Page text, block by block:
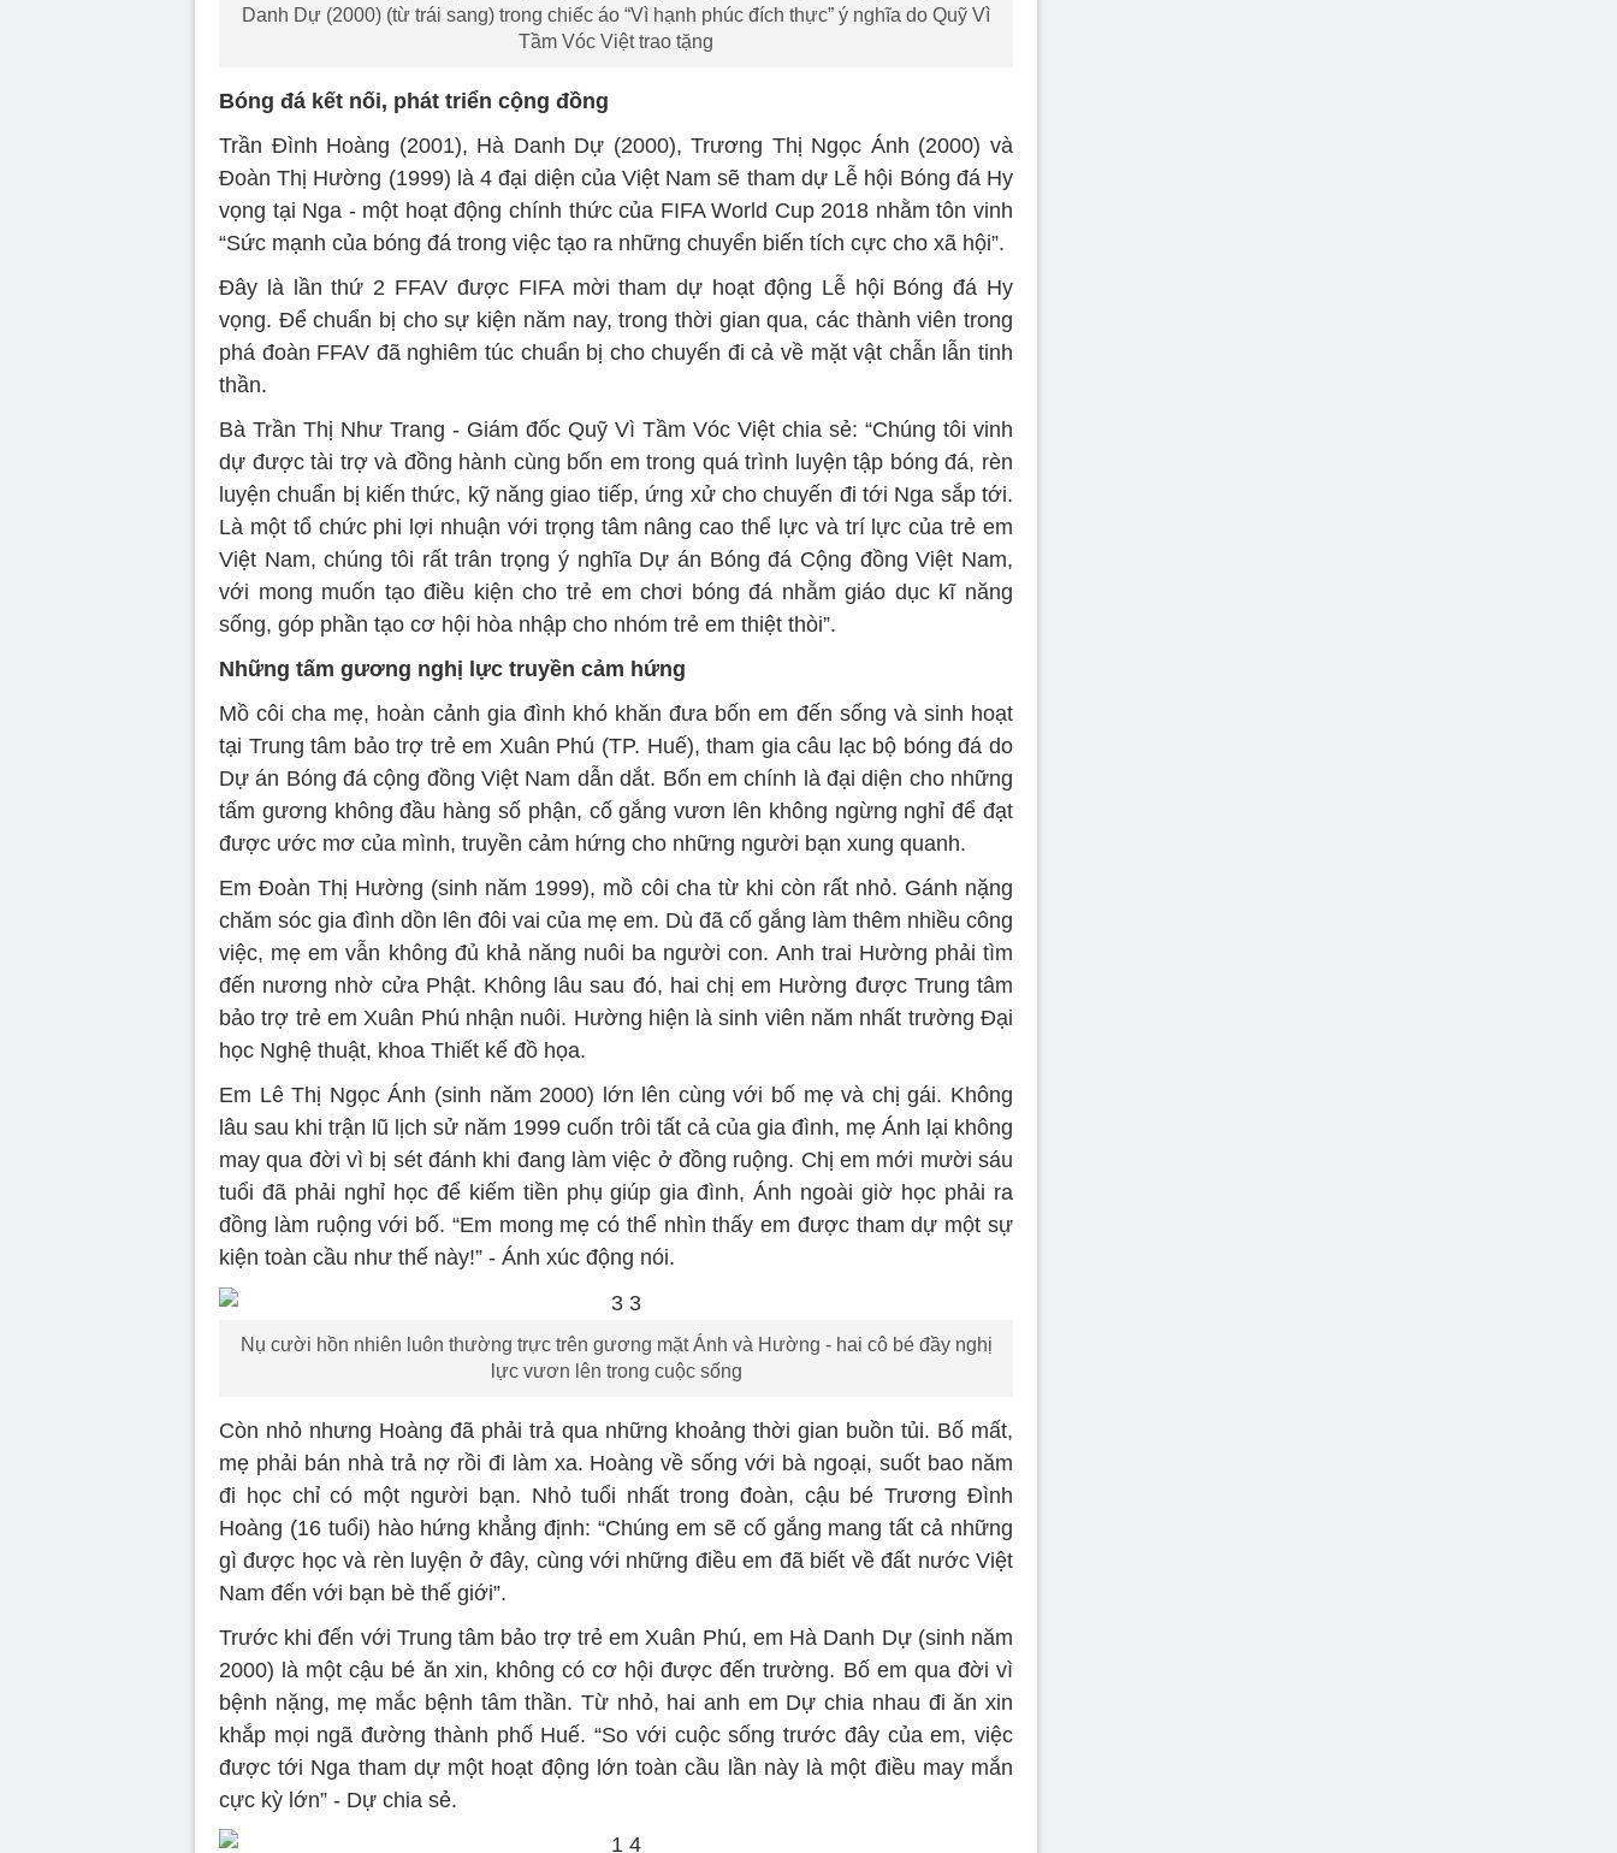
Danh Dự (2000) (từ trái sang) trong chiếc áo “Vì hạnh phúc đích thực” ý nghĩa do Quỹ Vì
Tầm Vóc Việt trao tặng
Bóng đá kết nối, phát triển cộng đồng
Trần Đình Hoàng (2001), Hà Danh Dự (2000), Trương Thị Ngọc Ánh (2000) và
Đoàn Thị Hường (1999) là 4 đại diện của Việt Nam sẽ tham dự Lễ hội Bóng đá Hy
vọng tại Nga - một hoạt động chính thức của FIFA World Cup 2018 nhằm tôn vinh
“Sức mạnh của bóng đá trong việc tạo ra những chuyển biến tích cực cho xã hội”.
Đây là lần thứ 2 FFAV được FIFA mời tham dự hoạt động Lễ hội Bóng đá Hy
vọng. Để chuẩn bị cho sự kiện năm nay, trong thời gian qua, các thành viên trong
phá đoàn FFAV đã nghiêm túc chuẩn bị cho chuyến đi cả về mặt vật chẫn lẫn tinh
thần.
Bà Trần Thị Như Trang - Giám đốc Quỹ Vì Tầm Vóc Việt chia sẻ: “Chúng tôi vinh
dự được tài trợ và đồng hành cùng bốn em trong quá trình luyện tập bóng đá, rèn
luyện chuẩn bị kiến thức, kỹ năng giao tiếp, ứng xử cho chuyến đi tới Nga sắp tới.
Là một tổ chức phi lợi nhuận với trọng tâm nâng cao thể lực và trí lực của trẻ em
Việt Nam, chúng tôi rất trân trọng ý nghĩa Dự án Bóng đá Cộng đồng Việt Nam,
với mong muốn tạo điều kiện cho trẻ em chơi bóng đá nhằm giáo dục kĩ năng
sống, góp phần tạo cơ hội hòa nhập cho nhóm trẻ em thiệt thòi”.
Những tấm gương nghị lực truyền cảm hứng
Mồ côi cha mẹ, hoàn cảnh gia đình khó khăn đưa bốn em đến sống và sinh hoạt
tại Trung tâm bảo trợ trẻ em Xuân Phú (TP. Huế), tham gia câu lạc bộ bóng đá do
Dự án Bóng đá cộng đồng Việt Nam dẫn dắt. Bốn em chính là đại diện cho những
tấm gương không đầu hàng số phận, cố gắng vươn lên không ngừng nghỉ để đạt
được ước mơ của mình, truyền cảm hứng cho những người bạn xung quanh.
Em Đoàn Thị Hường (sinh năm 1999), mồ côi cha từ khi còn rất nhỏ. Gánh nặng
chăm sóc gia đình dồn lên đôi vai của mẹ em. Dù đã cố gắng làm thêm nhiều công
việc, mẹ em vẫn không đủ khả năng nuôi ba người con. Anh trai Hường phải tìm
đến nương nhờ cửa Phật. Không lâu sau đó, hai chị em Hường được Trung tâm
bảo trợ trẻ em Xuân Phú nhận nuôi. Hường hiện là sinh viên năm nhất trường Đại
học Nghệ thuật, khoa Thiết kế đồ họa.
Em Lê Thị Ngọc Ánh (sinh năm 2000) lớn lên cùng với bố mẹ và chị gái. Không
lâu sau khi trận lũ lịch sử năm 1999 cuốn trôi tất cả của gia đình, mẹ Ánh lại không
may qua đời vì bị sét đánh khi đang làm việc ở đồng ruộng. Chị em mới mười sáu
tuổi đã phải nghỉ học để kiếm tiền phụ giúp gia đình, Ánh ngoài giờ học phải ra
đồng làm ruộng với bố. “Em mong mẹ có thể nhìn thấy em được tham dự một sự
kiện toàn cầu như thế này!” - Ánh xúc động nói.
Nụ cười hồn nhiên luôn thường trực trên gương mặt Ánh và Hường - hai cô bé đầy nghị
lực vươn lên trong cuộc sống
Còn nhỏ nhưng Hoàng đã phải trả qua những khoảng thời gian buồn tủi. Bố mất,
mẹ phải bán nhà trả nợ rồi đi làm xa. Hoàng về sống với bà ngoại, suốt bao năm
đi học chỉ có một người bạn. Nhỏ tuổi nhất trong đoàn, cậu bé Trương Đình
Hoàng (16 tuổi) hào hứng khẳng định: “Chúng em sẽ cố gắng mang tất cả những
gì được học và rèn luyện ở đây, cùng với những điều em đã biết về đất nước Việt
Nam đến với bạn bè thế giới”.
Trước khi đến với Trung tâm bảo trợ trẻ em Xuân Phú, em Hà Danh Dự (sinh năm
2000) là một cậu bé ăn xin, không có cơ hội được đến trường. Bố em qua đời vì
bệnh nặng, mẹ mắc bệnh tâm thần. Từ nhỏ, hai anh em Dự chia nhau đi ăn xin
khắp mọi ngã đường thành phố Huế. “So với cuộc sống trước đây của em, việc
được tới Nga tham dự một hoạt động lớn toàn cầu lần này là một điều may mắn
cực kỳ lớn” - Dự chia sẻ.